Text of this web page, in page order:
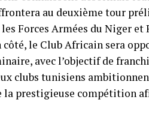
au deuxième tour
Forces Armées du Niger et
côté, le Club Africain sera
avec l’objectif de
clubs tunisiens
la prestigieuse compétition